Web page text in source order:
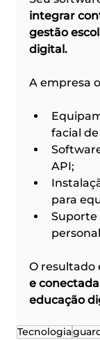
integrar
gestão
digital.
A empresa
facial
API;
para
O resultado
e conectada
educação
Tecnologia